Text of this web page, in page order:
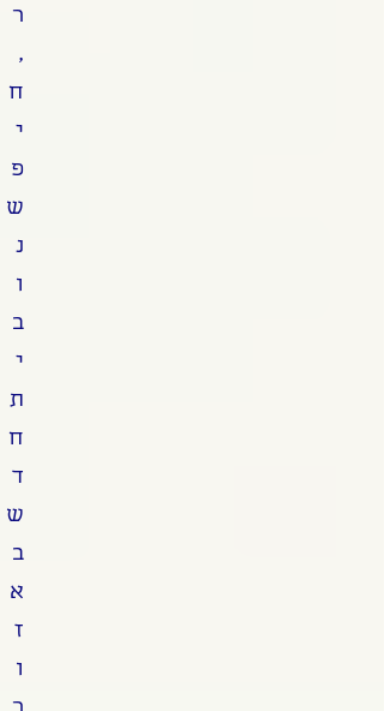
ר
,
ח
י
פ
ש
נ
ו
ב
י
ת
ח
ד
ש
ב
א
ז
ו